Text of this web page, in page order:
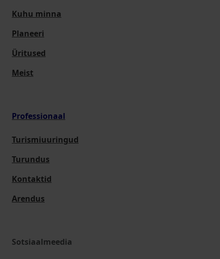
Kuhu minna
Planeeri
Üritused
Meist
Professionaal
Turismiuuringud
Turundus
Kontaktid
Arendus
Sotsiaalmeedia